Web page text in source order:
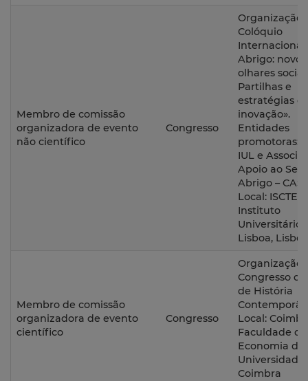
Membro de comissão
organizadora de evento
não científico
Congresso
Organização
Colóquio
Internacional:
Abrigo: novos
olhares
Partilhas e
estratégias
inovação».
Entidades
promotoras:
IUL e
Apoio ao Sem
Abrigo –
Local: ISCTE-
Instituto
Universitário
Lisboa,
Membro de comissão
organizadora de evento
científico
Congresso
Organização
Congresso
de História
Local:
Faculdade de
Economia da
Universidade
Coimbra